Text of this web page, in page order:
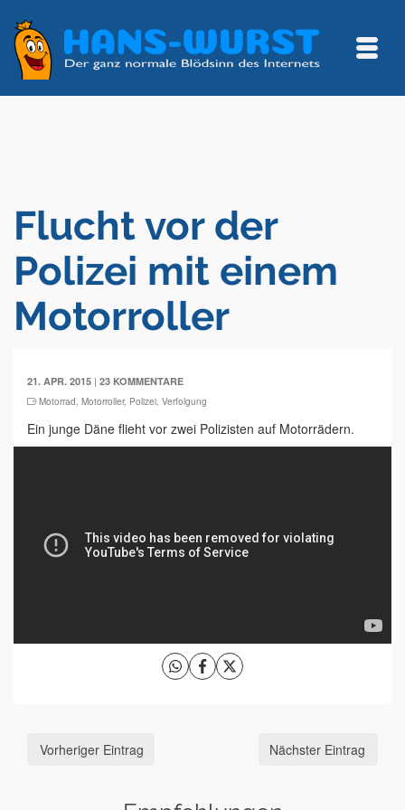
Flucht vor der
Polizei mit einem
Motorroller
21. APR. 2015 | 23 KOMMENTARE
Motorrad, Motorroller, Polizei, Verfolgung
Ein junge Däne flieht vor zwei Polizisten auf Motorrädern.
Vorheriger Eintrag Nächster Eintrag